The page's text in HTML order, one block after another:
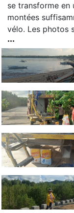
se transforme en
montées
vélo. Les photos